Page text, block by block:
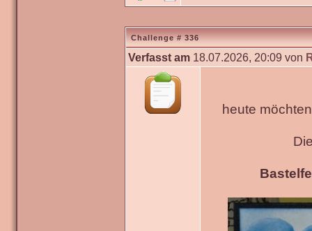
Challenge # 336
Verfasst am 18.07.2026, 20:09 von
heute